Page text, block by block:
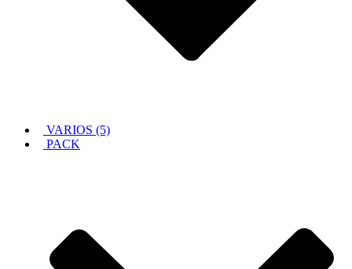
VARIOS (5)
PACK